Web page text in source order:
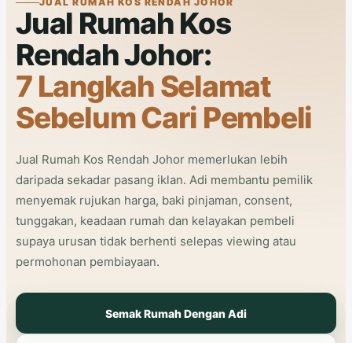
Jual Rumah Kos
Rendah Johor:
7 Langkah Selamat
Sebelum Cari Pembeli
Jual Rumah Kos Rendah Johor memerlukan lebih
daripada sekadar pasang iklan. Adi membantu pemilik
menyemak rujukan harga, baki pinjaman, consent,
tunggakan, keadaan rumah dan kelayakan pembeli
supaya urusan tidak berhenti selepas viewing atau
permohonan pembiayaan.
Semak Rumah Dengan Adi